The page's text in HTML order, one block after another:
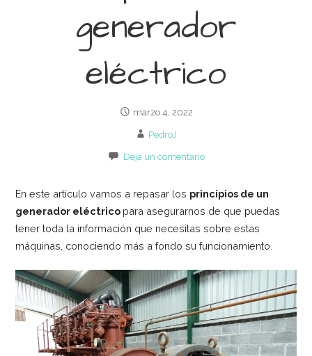
generador
eléctrico
marzo 4, 2022
PedroJ
Deja un comentario
En este artículo vamos a repasar los principios de un
generador eléctrico para asegurarnos de que puedas
tener toda la información que necesitas sobre estas
máquinas, conociendo más a fondo su funcionamiento.